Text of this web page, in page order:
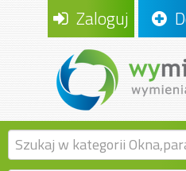
Zaloguj